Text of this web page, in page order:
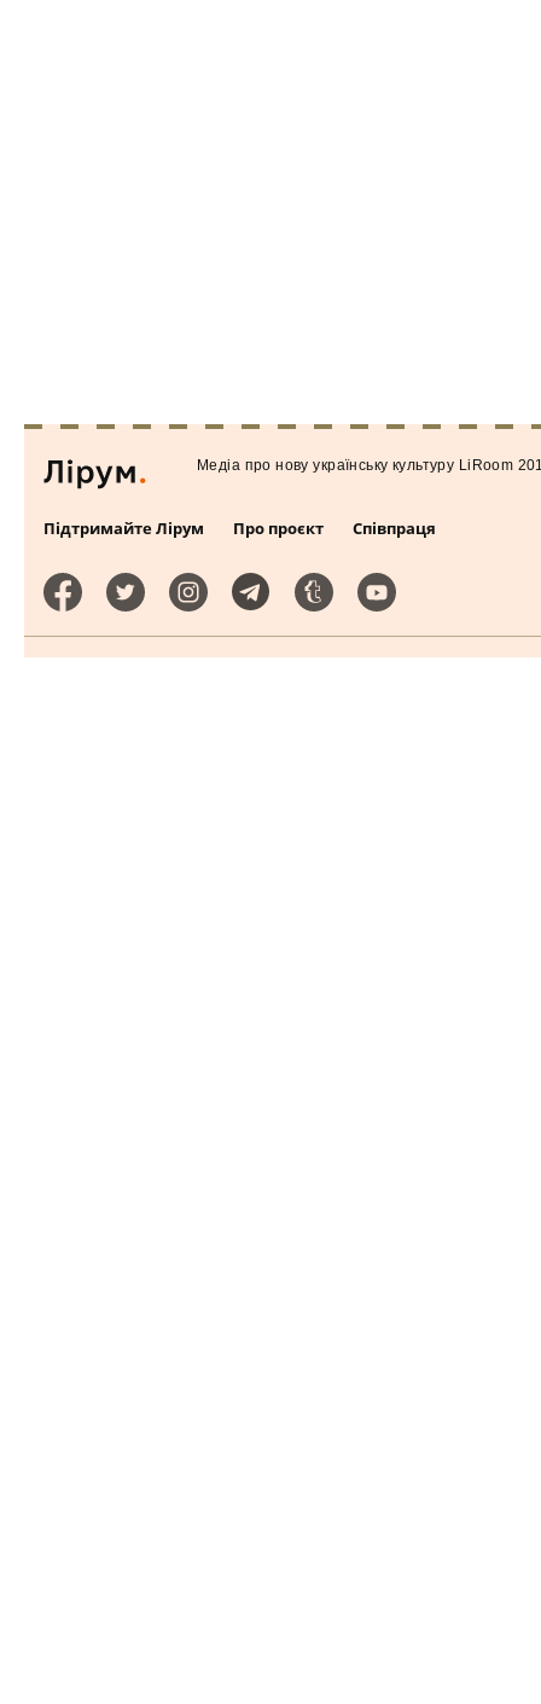
Підтримайте Лірум Про проєкт Співпраця
Медiа про нову українську культуру LiRoom